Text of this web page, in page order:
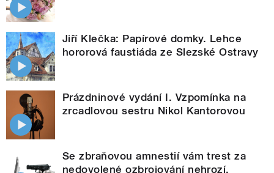
Jiří Klečka: Papírové domky. Lehce
hororová faustiáda ze Slezské Ostravy
Prázdninové vydání I. Vzpomínka na
zrcadlovou sestru Nikol Kantorovou
Se zbraňovou amnestií vám trest za
nedovolené ozbrojování nehrozí.